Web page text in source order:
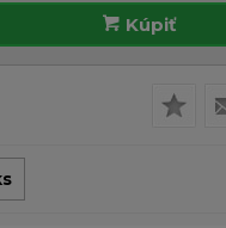
Kúpiť